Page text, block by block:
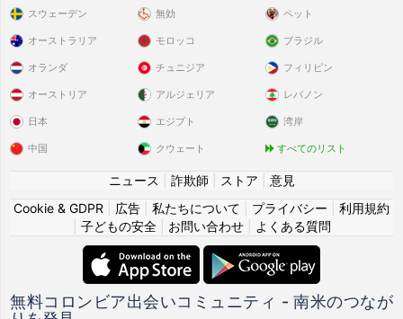
スウェーデン 無効 ペット
オーストラリア
オランダ
オーストリア
日本
中国
モロッコ
チュニジア
アルジェリア
エジプト
クウェート
ブラジル
フィリピン
レバノン
湾岸
すべてのリスト
ニュース 詐欺師 ストア
意見
Cookie & GDPR
広告 私たちについて プライバシー
利用規約
子どもの安全| お問い合わせ| よくある質問
無料コロンビア出会いコミュニティ - 南米のつなが